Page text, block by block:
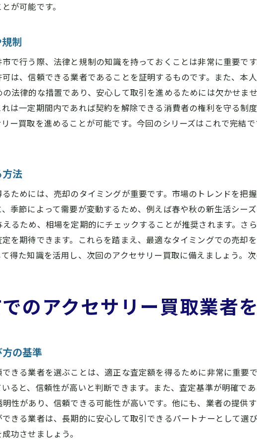
アクセサリー買取査定前に知っておくべき事前準備
査定額に影響する要素の確認
専門家のアドバイスを得る方法
査定前に行うべきクリーニング
市場動向を理解するための調査
桜井市であなたのアクセサリーを最高価格で売却す
市場価値を高めるための工夫
他の売却方法との比較検討
最大値を引き出すための交渉術
アクセサリー買取をより有利に進めるための桜井市
桜井市の市場動向を把握する
地域密着型業者ならではの利点
が可能です。
制
で行う際、法律と規制の知識を持っておくことは非常に重要で
は、信頼できる業者であることを証明するものです。また、本
法律的な措置であり、安心して取引を進めるためには欠かせま
は一定期間内であれば契約を解除できる消費者の権利を守る制
ー買取を進めることが可能です。今回のシリーズはこれで完結
法
ためには、売却のタイミングが重要です。市場のトレンドを把
季節によって需要が変動するため、例えば春や秋の新生活シー
るため、相場を定期的にチェックすることが推奨されます。さ
を期待できます。これらを踏まえ、最適なタイミングでの売却
得た知識を活用し、次回のアクセサリー買取に備えましょう。
のアクセサリー買取業者
の基準
きる業者を選ぶことは、適正な査定額を得るために非常に重要
ると、信頼性が高いと判断できます。また、査定基準が明確で
性があり、信頼できる可能性が高いです。他にも、業者の提供
きる業者は、長期的に安心して取引できるパートナーとして選
功させましょう。